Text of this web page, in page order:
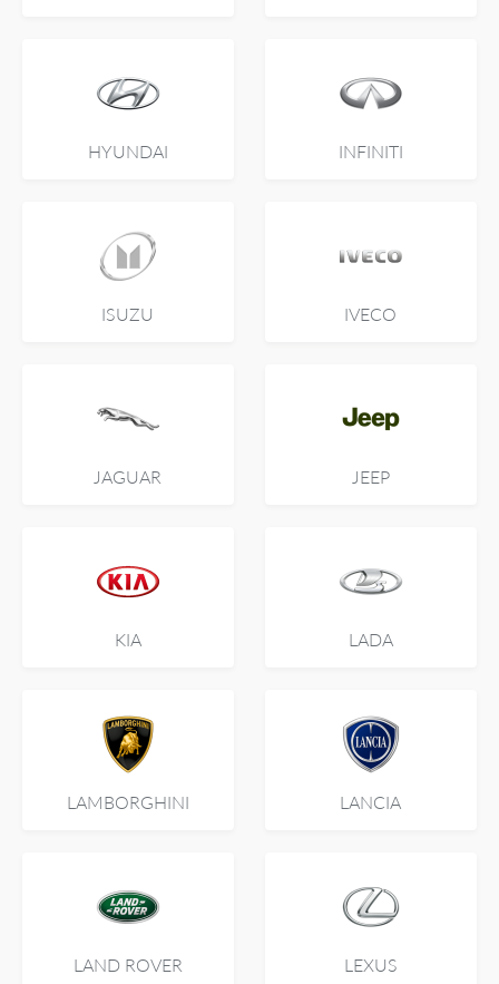
HYUNDAI INFINITI
ISUZU IVECO
JAGUAR JEEP
KIA LADA
LAMBORGHINI LANCIA
LAND ROVER LEXUS